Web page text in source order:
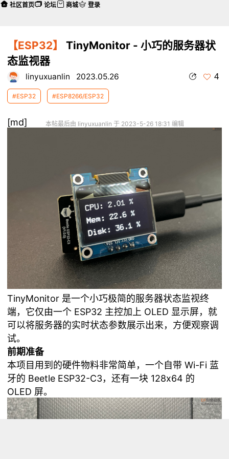
【ESP32】
TinyMonitor - 小巧的服务器状
态监视器
linyuxuanlin 2023.05.26 4
#ESP32 #ESP8266/ESP32
本帖最后由 linyuxuanlin 于 2023-5-26 18:31 编辑
[md]
TinyMonitor 是一个小巧极简的服务器状态监视终
端，它仅由一个 ESP32 主控加上 OLED 显示屏，就
可以将服务器的实时状态参数展示出来，方便观察调
试。
前期准备
本项目用到的硬件物料非常简单，一个自带 Wi-Fi 蓝
牙的 Beetle ESP32-C3，还有一块 128x64 的
OLED 屏。
社区首页 论坛 商城 登录